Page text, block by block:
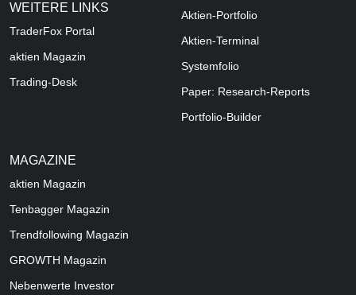
WEITERE LINKS
TraderFox Portal
aktien Magazin
Trading-Desk
Aktien-Portfolio
Aktien-Terminal
Systemfolio
Paper: Research-Reports
Portfolio-Builder
MAGAZINE
aktien Magazin
Tenbagger Magazin
Trendfollowing Magazin
GROWTH Magazin
Nebenwerte Investor